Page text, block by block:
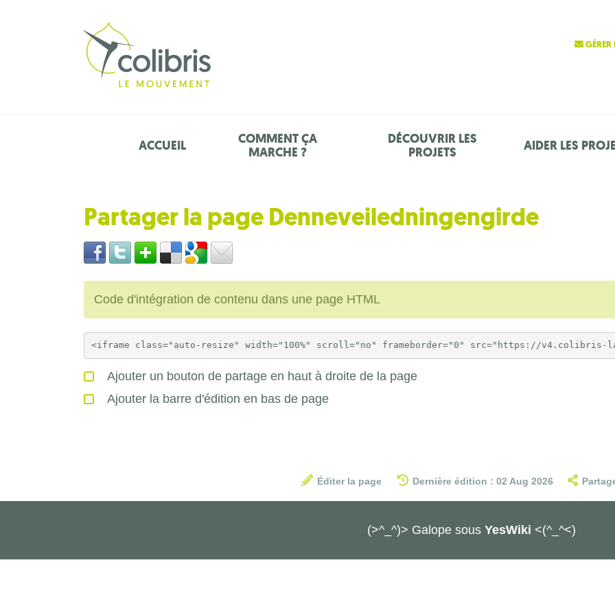
ACCUEIL
COMMENT ÇA
MARCHE ?
DÉCOUVRIR LES
PROJETS
AIDER LES
Partager la page Denneveiledningengirde
Code d'intégration de contenu dans une page HTML
Ajouter un bouton de partage en haut à droite de la page
Ajouter la barre d'édition en bas de page
Éditer la page Dernière édition : 02 Aug 2026
(>^_^)> Galope sous YesWiki <(^_^<)